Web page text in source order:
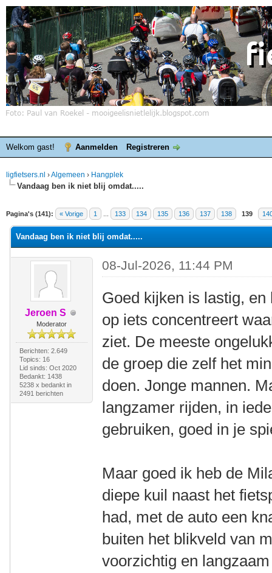
Welkom gast! Aanmelden Registreren
ligfietsers.nl ›Algemeen › Hangplek
Vandaag ben ik niet blij omdat.....
Pagina's (141): « Vorige 1 133 134 135 136 137 138 139
waardering is 4.4
Vandaag ben ik niet blij omdat.....
Jeroen S
Moderator
Berichten: 2.649
Topics: 16
Lid sinds: Oct 2020
Bedankt: 1438
5238 x bedankt in
2491 berichten
08-Jul-2026, 11:44 PM
Goed kijken is lastig,
op iets concentreert
ziet. De meeste
de groep die zelf het
doen. Jonge mannen.
langzamer rijden, in
gebruiken, goed in je
Maar goed ik heb de
diepe kuil naast het
had, met de auto een
buiten het blikveld van
voorzichtig en